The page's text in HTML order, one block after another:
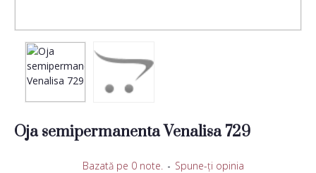
Oja semipermanenta Venalisa 729
Bazată pe 0 note. - Spune-ţi opinia